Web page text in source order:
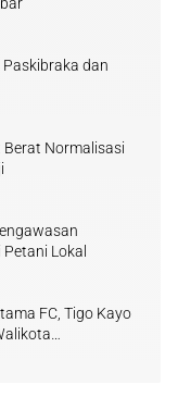
dan
Berat Normalisasi
Lokal
FC, Tigo Kayo